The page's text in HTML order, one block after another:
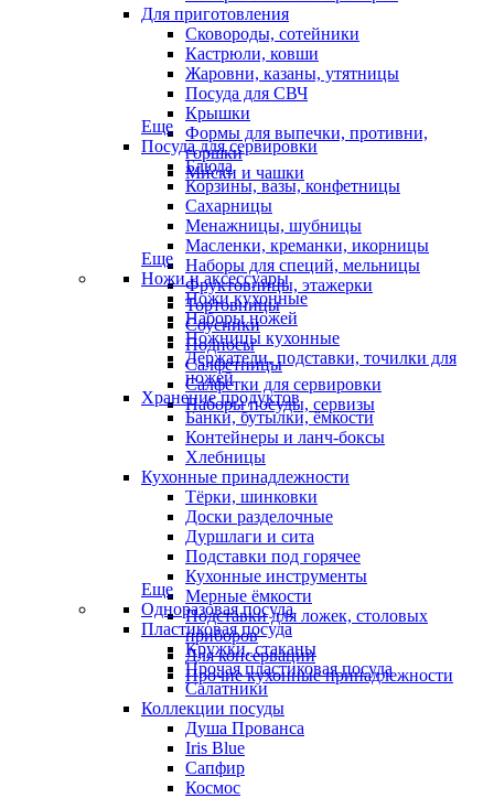
Для приготовления
Сковороды, сотейники
Кастрюли, ковши
Жаровни, казаны, утятницы
Посуда для СВЧ
Крышки
Формы для выпечки, противни,
горшки
Миски и чашки
Еще
Посуда для сервировки
Блюда
Корзины, вазы, конфетницы
Сахарницы
Менажницы, шубницы
Масленки, креманки, икорницы
Наборы для специй, мельницы
Фруктовницы, этажерки
Тортовницы
Соусники
Подносы
Салфетницы
Салфетки для сервировки
Наборы посуды, сервизы
Еще
Ножи и аксессуары
Ножи кухонные
Наборы ножей
Ножницы кухонные
Держатели, подставки, точилки для
ножей
Хранение продуктов
Банки, бутылки, ёмкости
Контейнеры и ланч-боксы
Хлебницы
Кухонные принадлежности
Тёрки, шинковки
Доски разделочные
Дуршлаги и сита
Подставки под горячее
Кухонные инструменты
Мерные ёмкости
Подставки для ложек, столовых
приборов
Для консервации
Прочие кухонные принадлежности
Еще
Одноразовая посуда
Пластиковая посуда
Кружки, стаканы
Прочая пластиковая посуда
Салатники
Коллекции посуды
Душа Прованса
Iris Blue
Сапфир
Космос